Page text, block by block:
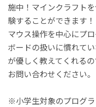
施中！マインクラフト
験することができます！
マウス操作を中心にプ
ボードの扱いに慣れて
が優しく教えてくれる
お問い合わせください。
※小学生対象のプログ